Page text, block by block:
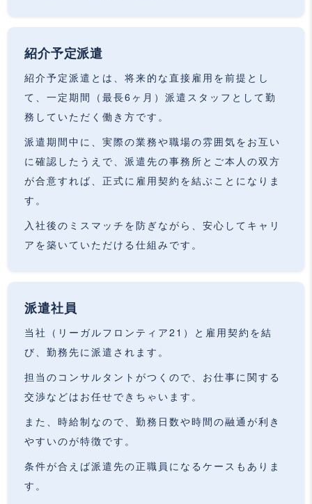
紹介予定派遣
紹介予定派遣とは、将来的な直接雇用を前提とし
て、一定期間（最長6ヶ月）派遣スタッフとして勤
務していただく働き方です。
派遣期間中に、実際の業務や職場の雰囲気をお互い
に確認したうえで、派遣先の事務所とご本人の双方
が合意すれば、正式に雇用契約を結ぶことになりま
す。
入社後のミスマッチを防ぎながら、安心してキャリ
アを築いていただける仕組みです。
派遣社員
当社（リーガルフロンティア21）と雇用契約を結
び、勤務先に派遣されます。
担当のコンサルタントがつくので、お仕事に関する
交渉などはお任せできちゃいます。
また、時給制なので、勤務日数や時間の融通が利き
やすいのが特徴です。
条件が合えば派遣先の正職員になるケースもありま
す。